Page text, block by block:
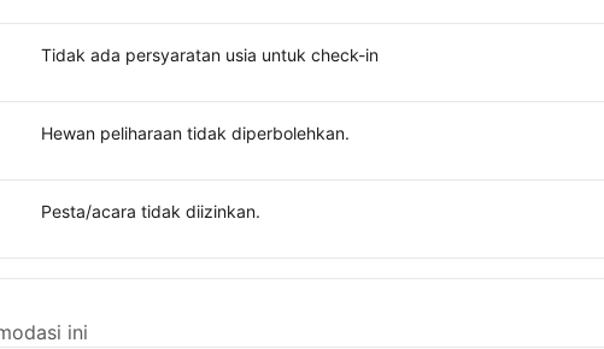
Tidak ada persyaratan usia untuk check-in
Hewan peliharaan tidak diperbolehkan.
Pesta/acara tidak diizinkan.
ini